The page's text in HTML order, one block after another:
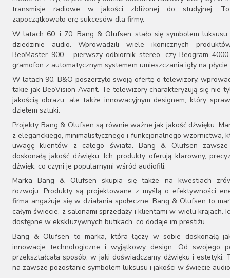
Bandridge
Bang & Olufsen
BenQ
Beyerdynamic
Blok
Boenicke Audio
B-Tech
Buchardt Audio
Burson
Cambridge Audio
Canton
Cardas Audio
Cayin
Chario
Chord
Cocktail Audio
Crystal Cable
Cyrus
Dali
Davis Acoustics
dCS
Denon
DLS
Dual
transmisje radiowe w jakości zbliżonej do studyjnej.
zapoczątkowało erę sukcesów dla firmy.
W latach 60. i 70. Bang & Olufsen stało się symbolem
dziedzinie audio. Wprowadzili wiele ikonicznych
BeoMaster 900 - pierwszy odbiornik stereo, czy Beogram
gramofon z automatycznym systemem umieszczania igły na płycie.
W latach 90. B&O poszerzyło swoją ofertę o telewizory,
takie jak BeoVision Avant. Te telewizory charakteryzują się nie
jakością obrazu, ale także innowacyjnym designem, który
dziełem sztuki.
Projekty Bang & Olufsen są równie ważne jak jakość dźwięku.
z eleganckiego, minimalistycznego i funkcjonalnego wzornictwa,
uwagę klientów z całego świata. Bang & Olufsen
doskonałą jakość dźwięku. Ich produkty oferują klarowny,
dźwięk, co czyni je popularnymi wśród audiofili.
Marka Bang & Olufsen skupia się także na kwestiach
rozwoju. Produkty są projektowane z myślą o efektywności
firma angażuje się w działania społeczne. Bang & Olufsen to
całym świecie, z salonami sprzedaży i klientami w wielu krajach.
dostępne w ekskluzywnych butikach, co dodaje im prestiżu.
Bang & Olufsen to marka, która łączy w sobie doskonałą
innowacje technologiczne i wyjątkowy design. Od swojego
przekształcała sposób, w jaki doświadczamy dźwięku i estetyki.
na zawsze pozostanie symbolem luksusu i jakości w świecie